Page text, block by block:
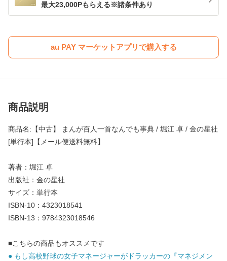
最大23,000Pもらえる※諸条件あり
au PAY マーケットアプリで購入する
商品説明
商品名:【中古】 まんが百人一首なんでも事典 / 堀江 卓 / 金の星社
[単行本]【メール便送料無料】
著者：堀江 卓
出版社：金の星社
サイズ：単行本
ISBN-10：4323018541
ISBN-13：9784323018546
■こちらの商品もオススメです
● もし高校野球の女子マネージャーがドラッカーの『マネジメン